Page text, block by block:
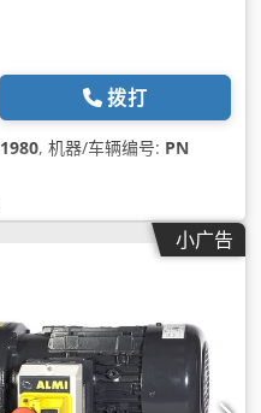
拨打
1980, 机器/车辆编号: PN
小广告